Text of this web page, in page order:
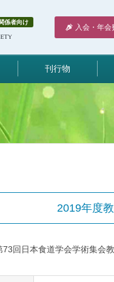
係者向け
入会・年会
刊行物
2019年度
回日本食道学会学術集会